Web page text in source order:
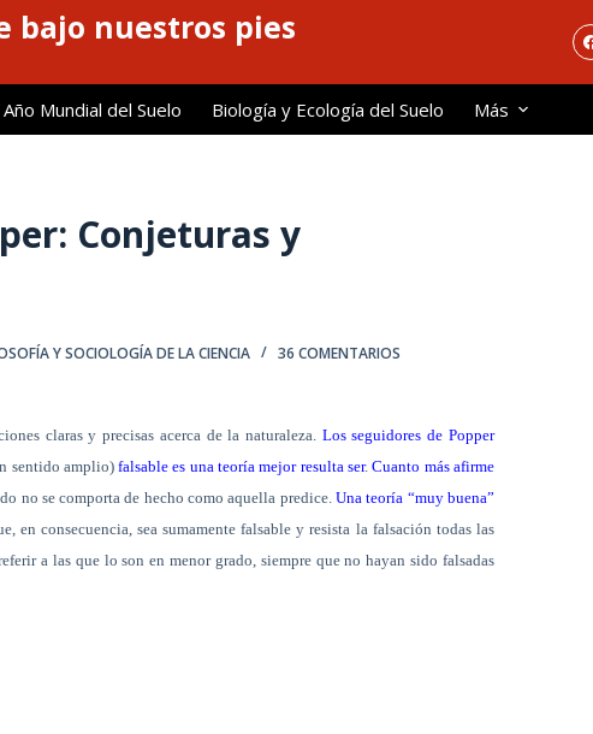
bajo nuestros pies
Año Mundial del Suelo Biología y Ecología del Suelo Más
Conjeturas y
Y SOCIOLOGÍA DE LA CIENCIA 36 COMENTARIOS
claras y precisas acerca de la naturaleza. Los seguidores de Popper
sentido amplio)falsable es una teoría mejor resulta ser.Cuanto más afirme
no se comporta de hecho como aquella predice. Una teoría “muy buena”
en consecuencia, sea sumamente falsable y resista la falsación todas las
a las que lo son en menor grado, siempre que no hayan sido falsadas